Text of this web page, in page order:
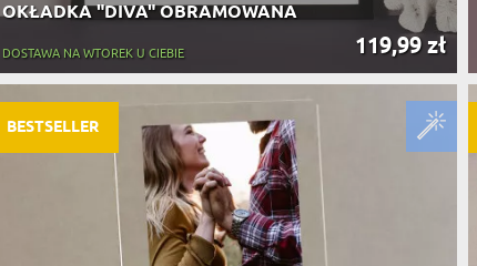
OKŁADKA "DIVA" OBRAMOWANA
119,99 zł
DOSTAWA NA WTOREK U CIEBIE
BESTSELLER